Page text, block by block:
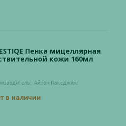
Пенка мицеллярная
кожи 160мл
Айкон Пакеджинг
в наличии